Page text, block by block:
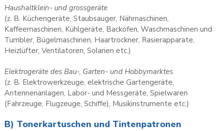
Haushaltklein- und grossgeräte
(z. B. Küchengeräte, Staubsauger, Nähmaschinen,
Kaffeemaschinen, Kühlgeräte, Backöfen, Waschmaschinen und
Tumbler, Bügelmaschinen, Haartrockner, Rasierapparate,
Heizlüfter, Ventilatoren, Solarien etc.)
Elektrogeräte des Bau-, Garten- und Hobbymarktes
(z. B. Elektrowerkzeuge, elektrische Gartengeräte,
Antennenanlagen, Labor- und Messgeräte, Spielwaren
(Fahrzeuge, Flugzeuge, Schiffe), Musikinstrumente etc.)
B) Tonerkartuschen und Tintenpatronen